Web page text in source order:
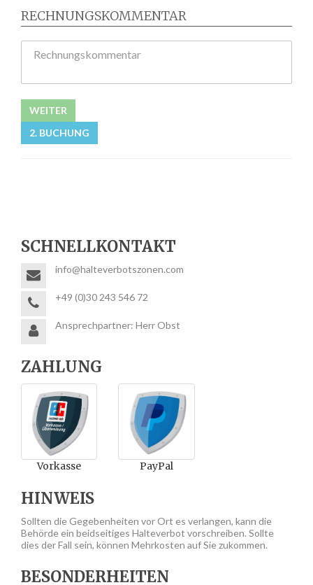
RECHNUNGSKOMMENTAR
Rechnungskommentar
WEITER
2. BUCHUNG
SCHNELLKONTAKT
info@halteverbotszonen.com
+49 (0)30 243 546 72
Ansprechpartner: Herr Obst
ZAHLUNG
Vorkasse PayPal
HINWEIS
Sollten die Gegebenheiten vor Ort es verlangen, kann die
Behörde ein beidseitiges Halteverbot vorschreiben. Sollte
dies der Fall sein, können Mehrkosten auf Sie zukommen.
BESONDERHEITEN